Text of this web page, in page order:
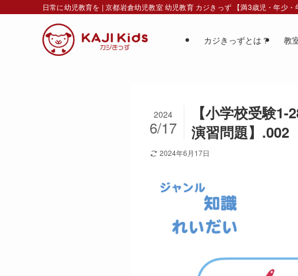
日常に幼児教育を | 京都岩倉幼児教室 幼児教育 カジきっず 【満3歳児・年少・
カジきっずとは？ 教
【小学校受験
演習問題】.002
2024
6/17
2024年6月17日